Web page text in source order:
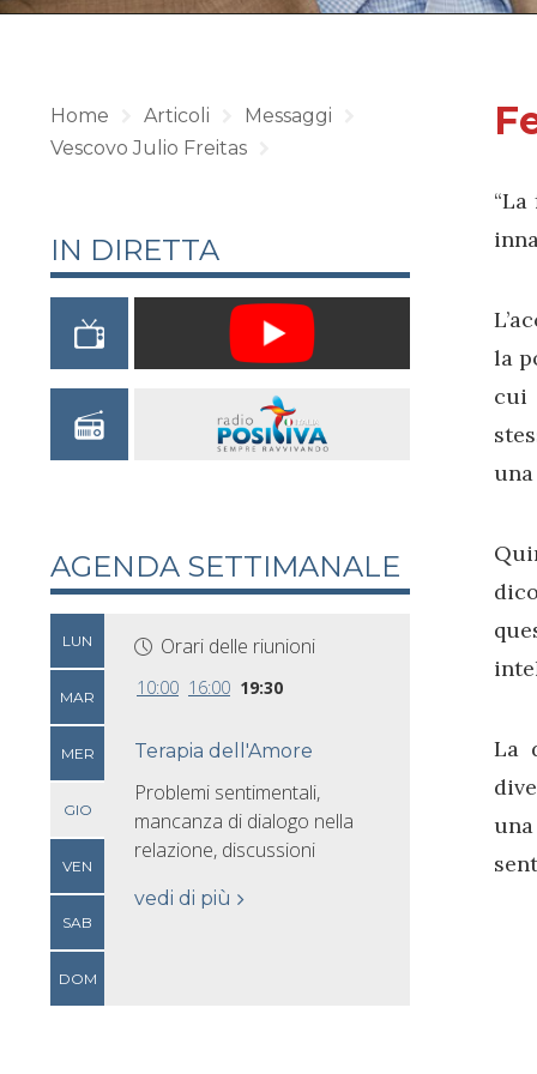
la
cui
La
Home Articoli
Messaggi
Vescovo Julio Freitas
IN DIRETTA
AGENDA SETTIMANALE
LUN
MAR
MER
GIO
VEN
SAB
DOM
Orari delle riunioni
10:00 16:00 19:30
Terapia dell'Amore
Problemi sentimentali,
mancanza di dialogo nella
relazione, discussioni
vedi di più